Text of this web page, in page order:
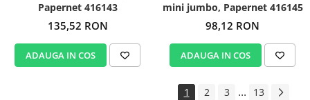
Papernet 416143
135,52 RON
ADAUGA IN COS
mini jumbo, Papernet 416145
98,12 RON
ADAUGA IN COS
1 2 3 ... 13